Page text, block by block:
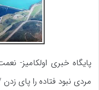
پایگاه خبری اولکامیز-
مردی نبود فتاده را پای